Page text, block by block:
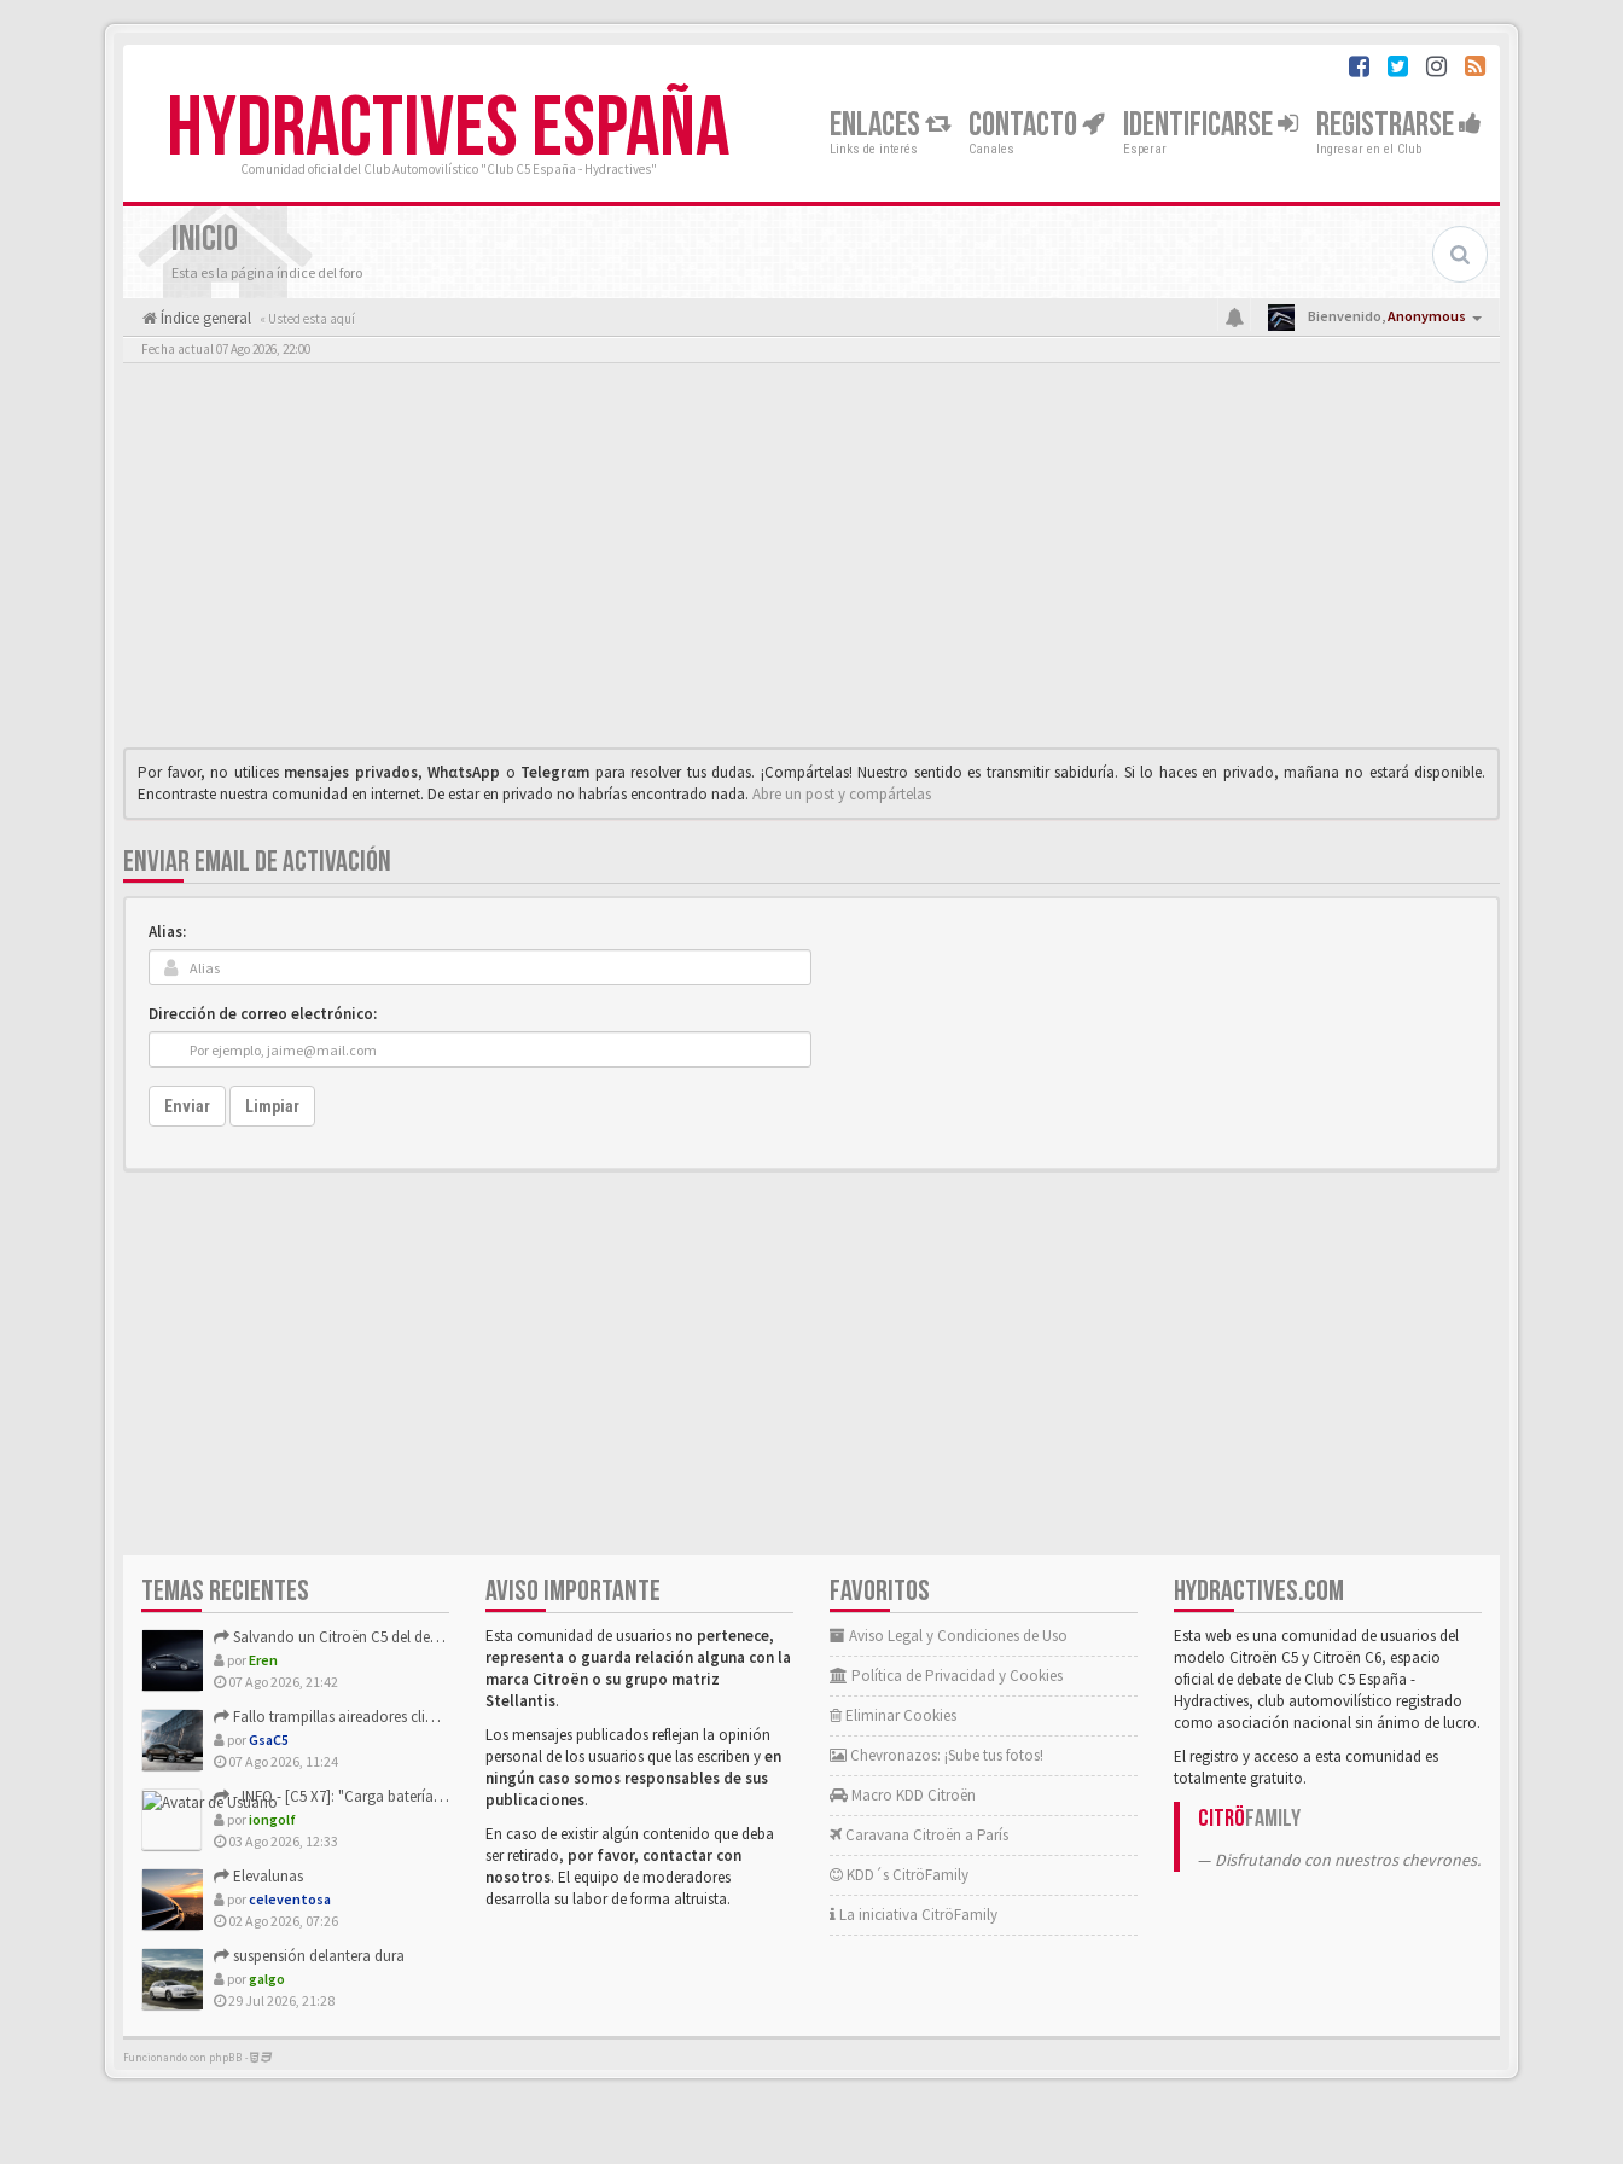
HYDRACTIVES ESPAÑA
Comunidad oficial del Club Automovilístico "Club C5 España - Hydractives"
ENLACES
Links de interés
CONTACTO
Canales
IDENTIFICARSE
Esperar
REGISTRARSE
Ingresar en el Club
INICIO
Esta es la página índice del foro
Índice general « Usted esta aquí Bienvenido,Anonymous
Fecha actual 07 Ago 2026, 22:00
Por favor, no utilices mensajes privados,WhαtsApp o Telegrαm para resolver tus dudas. ¡Compártelas! Nuestro sentido es transmitir sabiduría. Si lo haces en privado, mañana no estará disponible.
Encontraste nuestra comunidad en internet. De estar en privado no habrías encontrado nada. Abre un post y compártelas
ENVIAR EMAIL DE ACTIVACIÓN
Alias:
Dirección de correo electrónico:
Enviar Limpiar
TEMAS RECIENTES
Salvando un Citroën C5 del desguace: Presentación y seguimiento
porEren
07 Ago 2026, 21:42
Fallo trampillas aireadores climatizador
porGsaC5
07 Ago 2026, 11:24
- INFO - [C5 X7]: "Carga batería o alimentación eléctri...
poriongolf
03 Ago 2026, 12:33
Elevalunas
porceleventosa
02 Ago 2026, 07:26
suspensión delantera dura
porgalgo
29 Jul 2026, 21:28
AVISO IMPORTANTE
Esta comunidad de usuarios no pertenece,
representa o guarda relación alguna con la
marca Citroën o su grupo matriz
Stellantis.
Los mensajes publicados reflejan la opinión
personal de los usuarios que las escriben yen
ningún caso somos responsables de sus
publicaciones.
En caso de existir algún contenido que deba
ser retirado, por favor, contactar con
nosotros. El equipo de moderadores
desarrolla su labor de forma altruista.
FAVORITOS
Aviso Legal y Condiciones de Uso
Política de Privacidad y Cookies
Eliminar Cookies
Chevronazos: ¡Sube tus fotos!
Macro KDD Citroën
Caravana Citroën a París
KDD´s CitröFamily
La iniciativa CitröFamily
HYDRACTIVES.COM
Esta web es una comunidad de usuarios del
modelo Citroën C5 y Citroën C6, espacio
oficial de debate de Club C5 España -
Hydractives, club automovilístico registrado
como asociación nacional sin ánimo de lucro.
El registro y acceso a esta comunidad es
totalmente gratuito.
CitröFamily
Disfrutando con nuestros chevrones.
Funcionando con phpBB -